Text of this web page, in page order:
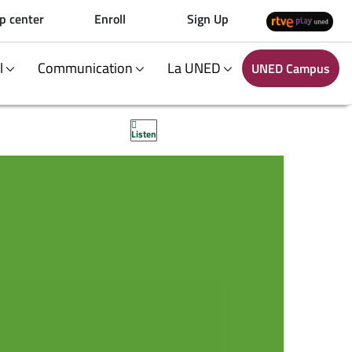
center Enroll Sign Up
Communication La UNED UNED Campus
Listen